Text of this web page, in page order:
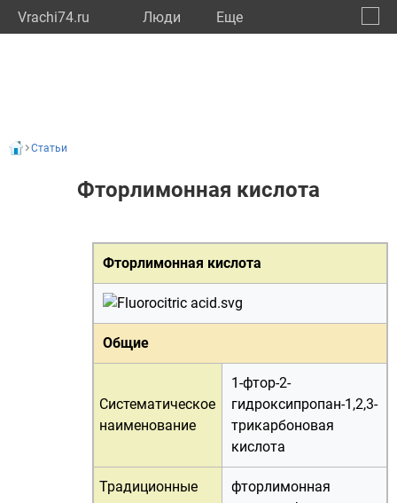
Vrachi74.ru Люди Eще
Статьи
Фторлимонная кислота
Фторлимонная кислота
Общие
Систематическое
наименование
1-фтор-2-
гидроксипропан-1,2,3-
трикарбоновая
кислота
Традиционные
фторлимонная